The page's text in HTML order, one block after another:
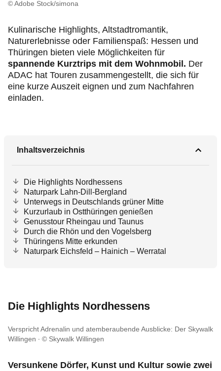
Produkte & Services
Motorsport & Ortsclubs
Über uns
© Adobe Stock/simona
Kulinarische Highlights, Altstadtromantik,
Naturerlebnisse oder Familienspaß: Hessen und
Thüringen bieten viele Möglichkeiten für
spannende Kurztrips mit dem Wohnmobil. Der
ADAC hat Touren zusammengestellt, die sich für
eine kurze Auszeit eignen und zum Nachfahren
einladen.
Inhaltsverzeichnis
Die Highlights Nordhessens
Naturpark Lahn-Dill-Bergland
Unterwegs in Deutschlands grüner Mitte
Kurzurlaub in Ostthüringen genießen
Genusstour Rheingau und Taunus
Durch die Rhön und den Vogelsberg
Thüringens Mitte erkunden
Naturpark Eichsfeld – Hainich – Werratal
Die Highlights Nordhessens
Verspricht Adrenalin und atemberaubende Ausblicke: Der Skywalk
Willingen
© Skywalk Willingen
Versunkene Dörfer, Kunst und Kultur sowie zwei